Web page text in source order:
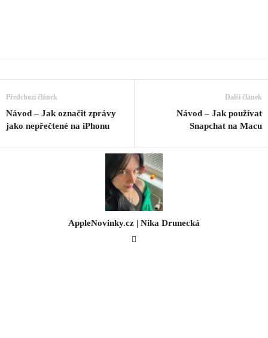
Předchozí článek
Návod – Jak označit zprávy
jako nepřečtené na iPhonu
Další článek
Návod – Jak používat
Snapchat na Macu
AppleNovinky.cz | Nika Drunecká